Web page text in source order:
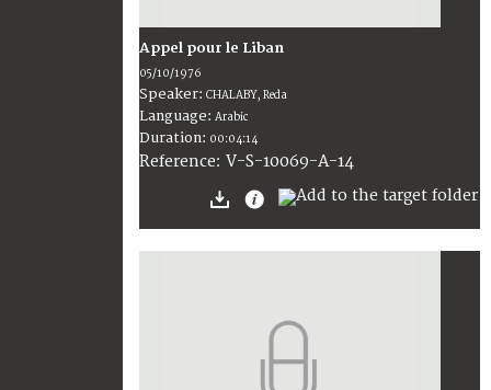
Appel pour le Liban
05/10/1976
Speaker: CHALABY, Reda
Language: Arabic
Duration: 00:04:14
Reference: V-S-10069-A-14